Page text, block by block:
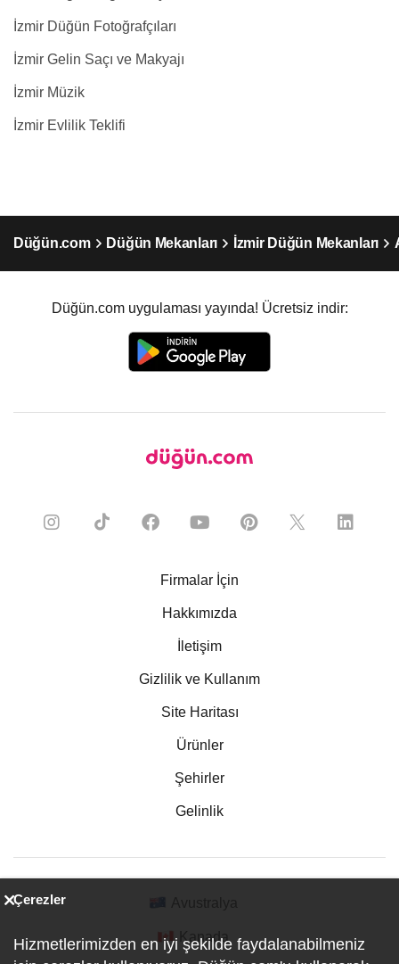
İzmir Düğün Fotoğrafçıları
İzmir Gelin Saçı ve Makyajı
İzmir Müzik
İzmir Evlilik Teklifi
Düğün.com Düğün Mekanları İzmir Düğün Mekanları
Düğün.com uygulaması yayında! Ücretsiz indir:
Firmalar İçin
Hakkımızda
İletişim
Gizlilik ve Kullanım
Site Haritası
Ürünler
Şehirler
Gelinlik
Kanada
Çerezler
Hizmetlerimizden en iyi şekilde faydalanabilmeniz